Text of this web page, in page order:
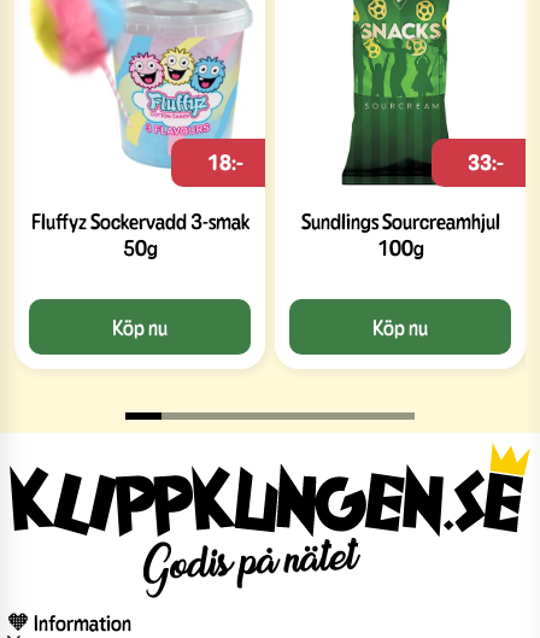
Fluffyz Sockervadd 3-smak
50g
18:-
Köp nu
Sundlings Sourcreamhjul
100g
33:-
Köp nu
🧡 Information